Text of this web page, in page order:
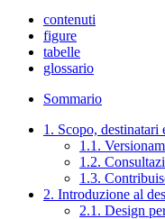
contenuti
figure
tabelle
glossario
Sommario
1. Scopo, destinatari
1.1.
1.2.
1.3.
2. Introduzione al
2.1. Design